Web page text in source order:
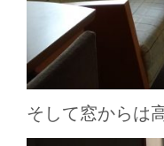
そして窓からは